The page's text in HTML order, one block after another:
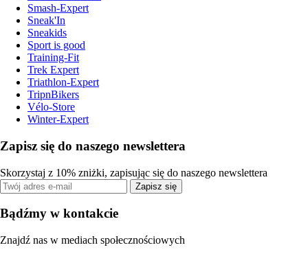
Smash-Expert
Sneak'In
Sneakids
Sport is good
Training-Fit
Trek Expert
Triathlon-Expert
TripnBikers
Vélo-Store
Winter-Expert
Zapisz się do naszego newslettera
Skorzystaj z 10% zniżki, zapisując się do naszego newslettera
Zapisz się
Bądźmy w kontakcie
Znajdź nas w mediach społecznościowych